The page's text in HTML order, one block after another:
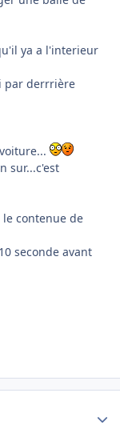
ya a l'interieur
par derrrière
sur...c'est
contenue de
seconde avant